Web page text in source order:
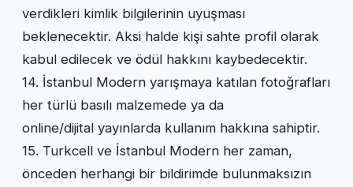
verdikleri kimlik bilgilerinin uyuşması
beklenecektir. Aksi halde kişi sahte profil olarak
kabul edilecek ve ödül hakkını kaybedecektir.
14. İstanbul Modern yarışmaya katılan fotoğrafları
her türlü basılı malzemede ya da
online/dijital yayınlarda kullanım hakkına sahiptir.
15. Turkcell ve İstanbul Modern her zaman,
önceden herhangi bir bildirimde bulunmaksızın